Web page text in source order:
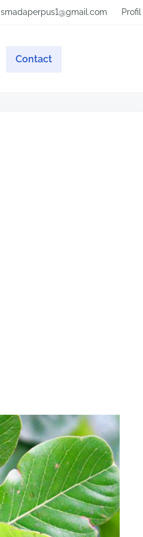
smadaperpus1@gmail.com Profil
Contact